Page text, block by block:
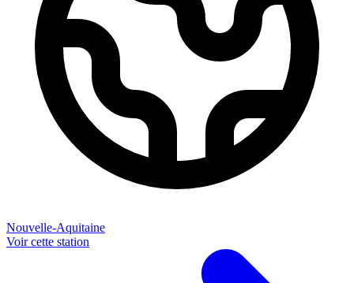
Nouvelle-Aquitaine
Voir cette station